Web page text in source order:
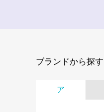
ブランドから探す
ア